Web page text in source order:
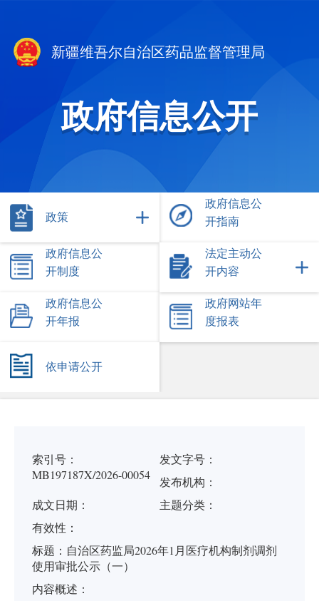
新疆维吾尔自治区药品监督管理局
政府信息公开
政策
政府信息公
开指南
政府信息公
开制度
法定主动公
开内容
政府信息公
开年报
政府网站年
度报表
依申请公开
索引号：
MB197187X/2026-00054
发文字号：
发布机构：
成文日期：
主题分类：
有效性：
标题： 自治区药监局2026年1月医疗机构制剂调剂
使用审批公示（一）
内容概述：